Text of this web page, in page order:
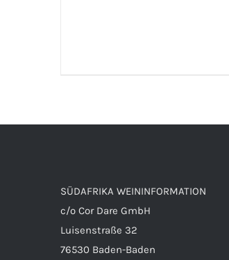
SÜDAFRIKA WEININFORMATION
c/o Cor Dare GmbH
Luisenstraße 32
76530 Baden-Baden